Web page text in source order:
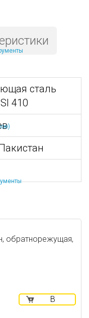
сталь
410
обратнорежущая,
В